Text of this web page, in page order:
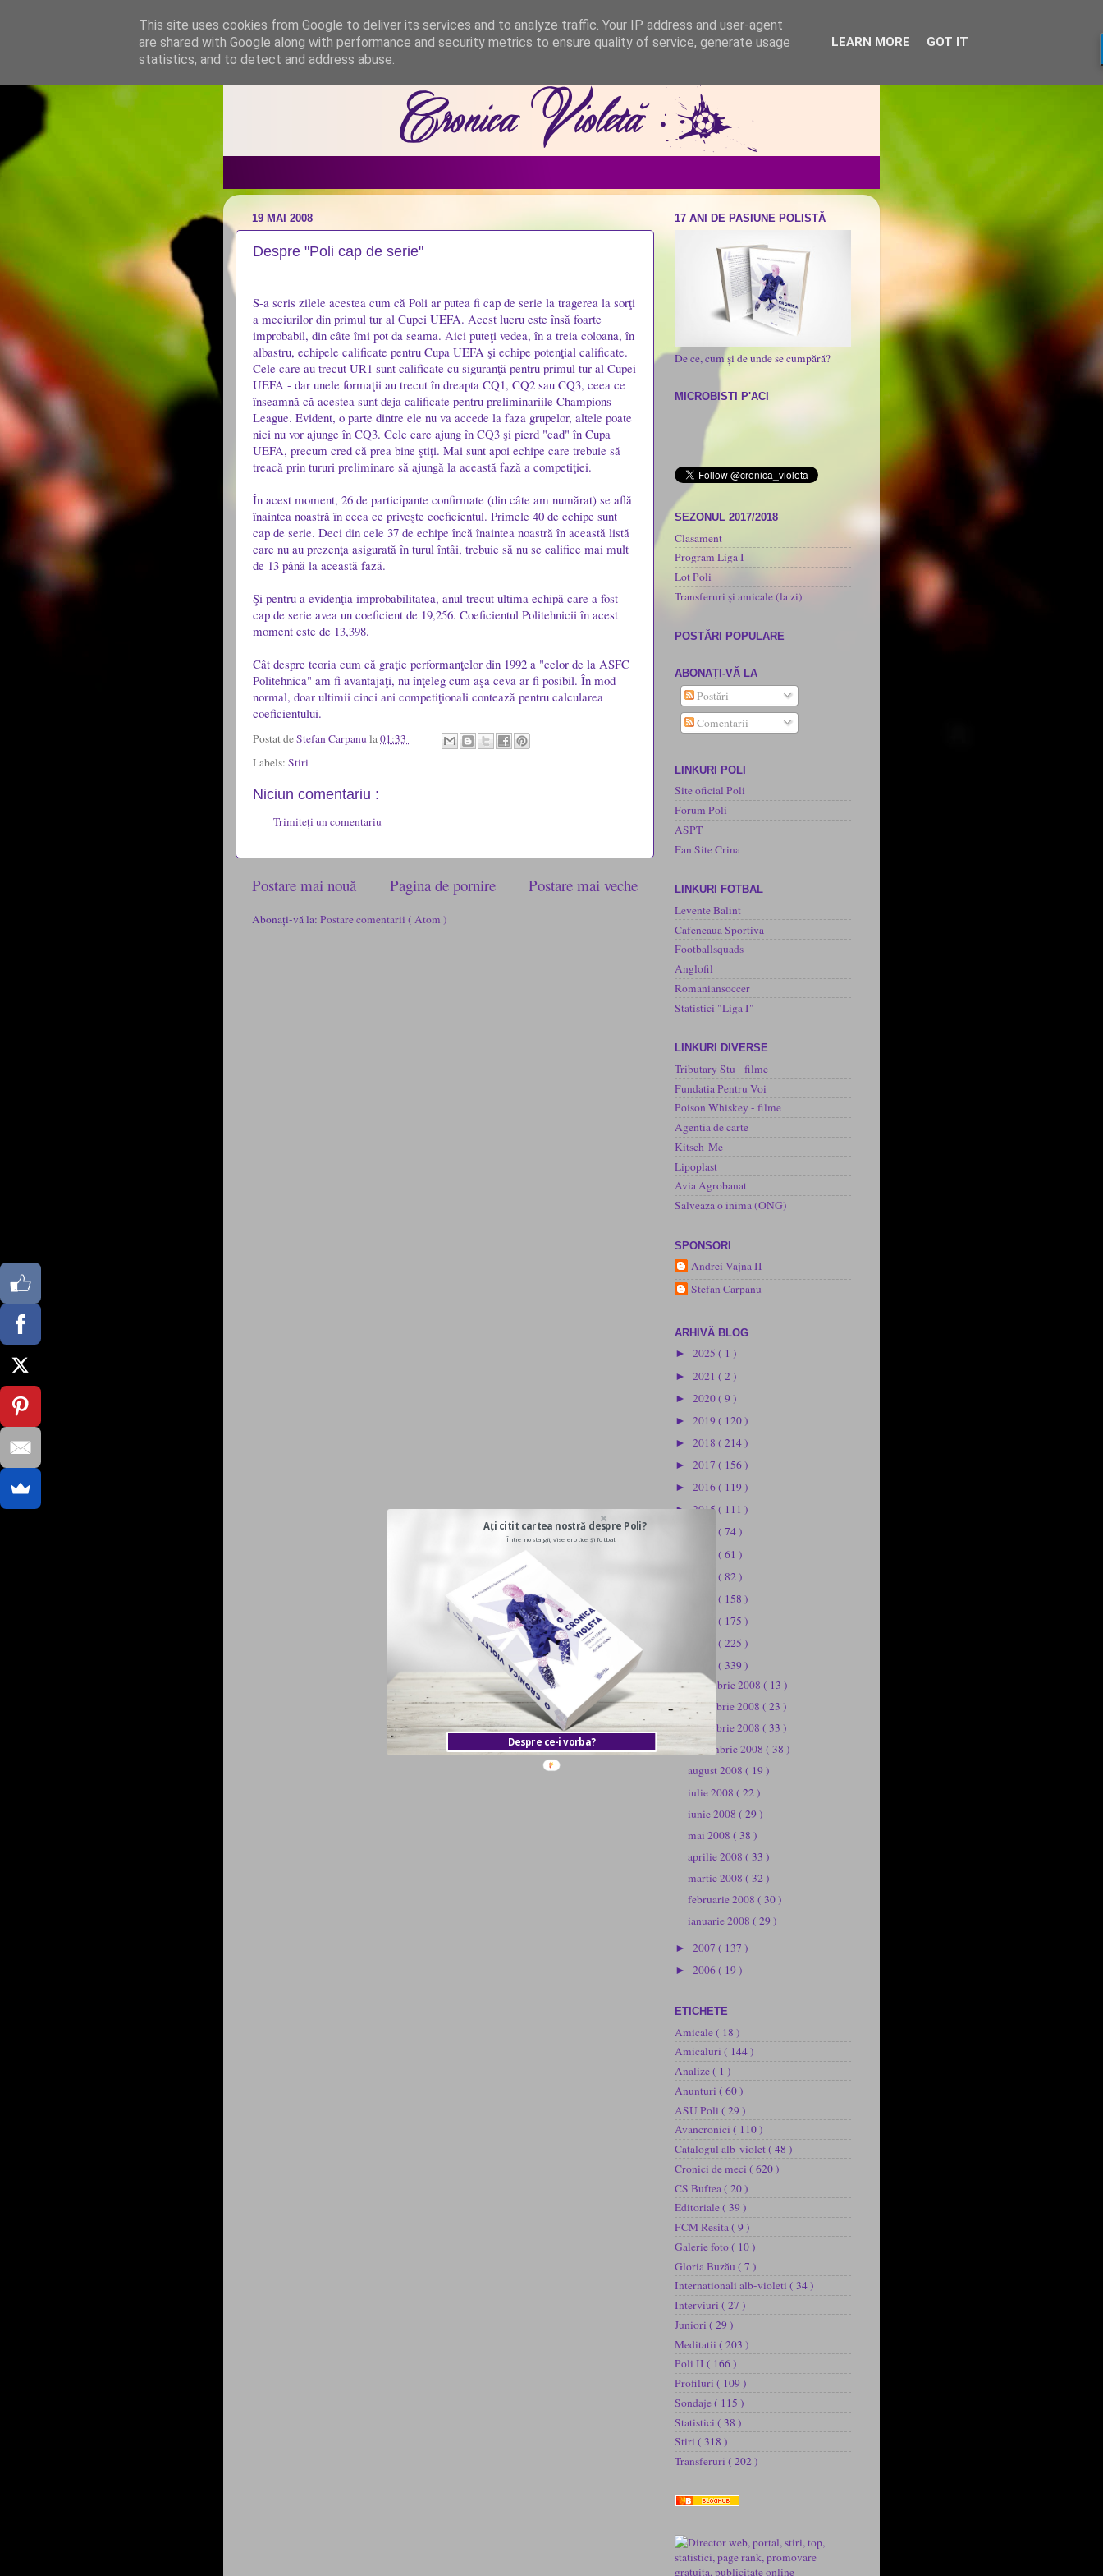
19 MAI 2008
Despre "Poli cap de serie"
S-a scris zilele acestea cum că Poli ar putea fi cap de serie la tragerea la sorţi
a meciurilor din primul tur al Cupei UEFA. Acest lucru este însă foarte
improbabil, din câte îmi pot da seama. Aici puteţi vedea, în a treia coloana, în
albastru, echipele calificate pentru Cupa UEFA şi echipe potenţial calificate.
Cele care au trecut UR1 sunt calificate cu siguranţă pentru primul tur al Cupei
UEFA - dar unele formaţii au trecut în dreapta CQ1, CQ2 sau CQ3, ceea ce
înseamnă că acestea sunt deja calificate pentru preliminariile Champions
League. Evident, o parte dintre ele nu va accede la faza grupelor, altele poate
nici nu vor ajunge în CQ3. Cele care ajung în CQ3 şi pierd "cad" în Cupa
UEFA, precum cred că prea bine ştiţi. Mai sunt apoi echipe care trebuie să
treacă prin tururi preliminare să ajungă la această fază a competiţiei.
În acest moment, 26 de participante confirmate (din câte am numărat) se află
înaintea noastră în ceea ce priveşte coeficientul. Primele 40 de echipe sunt
cap de serie. Deci din cele 37 de echipe încă înaintea noastră în această listă
care nu au prezenţa asigurată în turul întâi, trebuie să nu se califice mai mult
de 13 până la această fază.
Şi pentru a evidenţia improbabilitatea, anul trecut ultima echipă care a fost
cap de serie avea un coeficient de 19,256. Coeficientul Politehnicii în acest
moment este de 13,398.
Cât despre teoria cum că graţie performanţelor din 1992 a "celor de la ASFC
Politehnica" am fi avantajaţi, nu înţeleg cum aşa ceva ar fi posibil. În mod
normal, doar ultimii cinci ani competiţionali contează pentru calcularea
coeficientului.
Postat deStefan Carpanula01:33
Labels: Stiri
Niciun comentariu :
Trimiteți un comentariu
Postare mai nouă Postare mai veche
Pagina de pornire
Abonați-vă la: Postare comentarii ( Atom )
17 ANI DE PASIUNE POLISTĂ
De ce, cum și de unde se cumpără?
MICROBISTI P'ACI
SEZONUL 2017/2018
Clasament
Program Liga I
Lot Poli
Transferuri și amicale (la zi)
POSTĂRI POPULARE
ABONAȚI-VĂ LA
Postări
Comentarii
LINKURI POLI
Site oficial Poli
Forum Poli
ASPT
Fan Site Crina
LINKURI FOTBAL
Levente Balint
Cafeneaua Sportiva
Footballsquads
Anglofil
Romaniansoccer
Statistici "Liga I"
LINKURI DIVERSE
Tributary Stu - filme
Fundatia Pentru Voi
Poison Whiskey - filme
Agentia de carte
Kitsch-Me
Lipoplast
Avia Agrobanat
Salveaza o inima (ONG)
SPONSORI
Andrei Vajna II
Stefan Carpanu
ARHIVĂ BLOG
► 2025 ( 1 )
► 2021 ( 2 )
► 2020( 9 )
► 2019 ( 120 )
► 2018 ( 214 )
► 2017 ( 156 )
► 2016( 119 )
► 2015 ( 111 )
( 74 )
( 61 )
( 82 )
( 158 )
( 175 )
( 225 )
( 339 )
decembrie 2008( 13 )
noiembrie 2008( 23 )
octombrie 2008( 33 )
septembrie 2008( 38 )
august 2008( 19 )
iulie 2008( 22 )
iunie 2008( 29 )
mai 2008( 38 )
aprilie 2008( 33 )
martie 2008( 32 )
februarie 2008( 30 )
ianuarie 2008( 29 )
► 2007 ( 137 )
► 2006( 19 )
ETICHETE
Amicale( 18 )
Amicaluri ( 144 )
Analize( 1 )
Anunturi ( 60 )
ASU Poli ( 29 )
Avancronici ( 110 )
Catalogul alb-violet( 48 )
Cronici de meci ( 620 )
CS Buftea ( 20 )
Editoriale( 39 )
FCM Resita( 9 )
Galerie foto( 10 )
Gloria Buzău ( 7 )
Internationali alb-violeti ( 34 )
Interviuri ( 27 )
Juniori ( 29 )
Meditatii ( 203 )
Poli II ( 166 )
Profiluri ( 109 )
Sondaje( 115 )
Statistici ( 38 )
Stiri ( 318 )
Transferuri ( 202 )
This site uses cookies from Google to deliver its services and to analyze traffic. Your IP address and user-agent
are shared with Google along with performance and security metrics to ensure quality of service, generate usage
statistics, and to detect and address abuse.
LEARN MORE GOT IT
Ați citit cartea nostră despre Poli?
Între nostalgii, vise erotice și fotbal.
Despre ce-i vorba?